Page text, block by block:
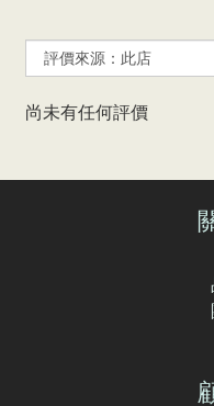
尚未有任何評價